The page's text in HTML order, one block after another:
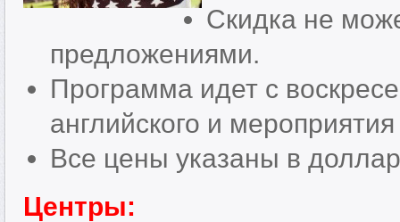
Скидка не
предложениями.
Программа идет с
английского и
Все цены указаны в
Центры: